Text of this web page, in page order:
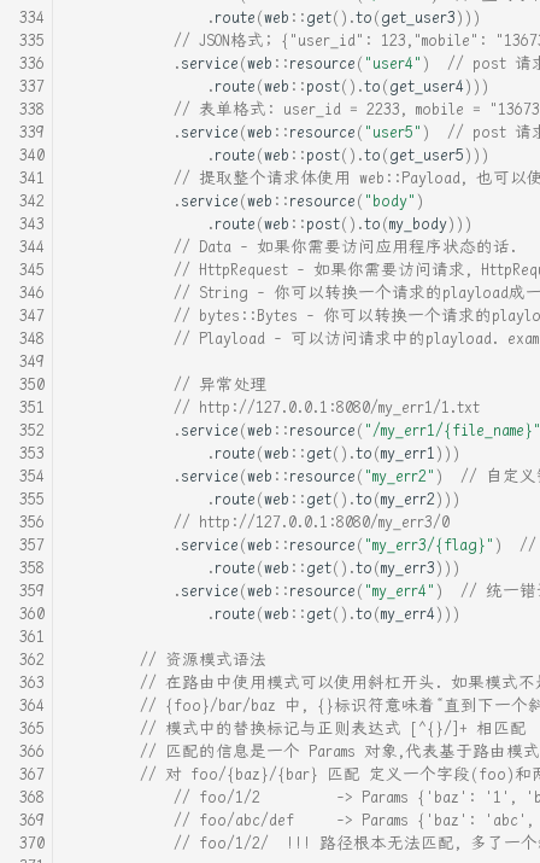
.route(web ::get().to(get_user3)))
// JSON格式; {"user_id": 123,"mobile":
.service(web ::resource( "user4" )
// post 请求
.route(web ::post().to(get_user4)))
// 表单格式: user_id = 2233, mobile =
.service(web ::resource( "user5" )
// post 请
.route(web ::post().to(get_user5)))
// 提取整个请求体使用 web::Payload, 也可
.service(web ::resource( "body" )
.route(web ::post().to(my_body)))
// Data - 如果你需要访问应用程序状态的话.
// HttpRequest - 如果你需要访问请求,
// String - 你可以转换一个请求的playload成
// bytes::Bytes - 你可以转换一个请求的
// Playload - 可以访问请求中的playload.
// 异常处理
// http://127.0.0.1:8080/my_err1/1.txt
.service(web ::resource( "/my_err1/{file_name}"
.route(web ::get().to(my_err1 )))
.service(web ::resource( "my_err2" )
// 自定义
.route(web ::get().to(my_err2)))
// http://127.0.0.1:8080/my_err3/0
.service(web ::resource( "my_err3/{flag}" )
//
.route(web ::get().to(my_err3)))
.service(web ::resource( "my_err4" )
// 统一错
.route(web ::get().to(my_err4)))
// 资源模式语法
// 在路由中使用模式可以使用斜杠开头. 如果模式
// {foo}/bar/baz 中, {}标识符意味着“直到下一个斜
// 模式中的替换标记与正则表达式 [^{}/]+ 相匹配
// 匹配的信息是一个 Params 对象,代表基于路由模
// 对 foo/{baz}/{bar} 匹配 定义一个字段(foo)和
// foo/1/2         -> Params {'baz': '1',
// foo/abc/def     -> Params {'baz':
// foo/1/2/  !!! 路径根本无法匹配, 多了一个